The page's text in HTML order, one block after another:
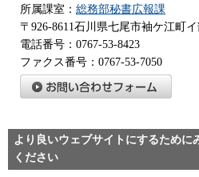
所属課室： 総務部秘書広報課
〒926-8611石川県七尾市袖ケ江町
電話番号：0767-53-8423
ファクス番号：0767-53-7050
より良いウェブサイトにするために
ください